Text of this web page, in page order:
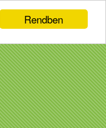
Rendben